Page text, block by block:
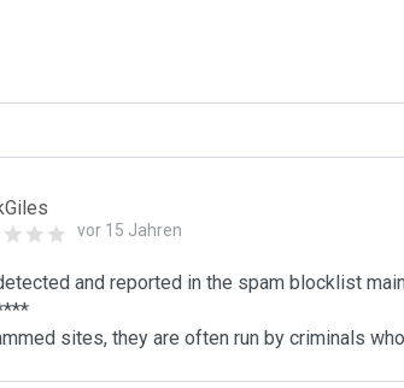
vor 15 Jahren
and reported in the spam blocklist
sites, they are often run by criminals